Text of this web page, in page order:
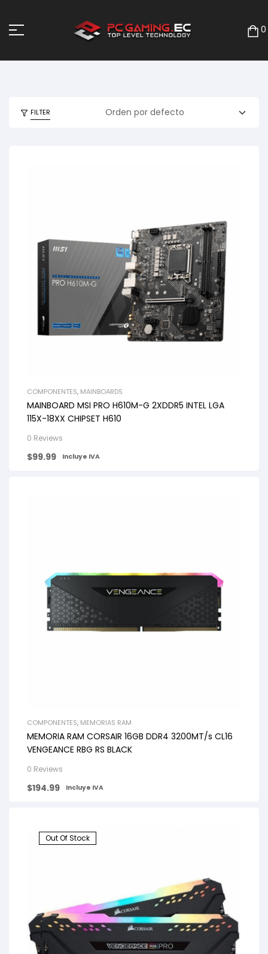
0
FILTER
COMPONENTES, MAINBOARDS
MAINBOARD MSI PRO H610M-G 2XDDR5 INTEL LGA
115X-18XX CHIPSET H610
0 Reviews
$99.99 Incluye IVA
COMPONENTES, MEMORIAS RAM
MEMORIA RAM CORSAIR 16GB DDR4 3200MT/s CL16
VENGEANCE RBG RS BLACK
0 Reviews
$194.99 Incluye IVA
Out Of Stock